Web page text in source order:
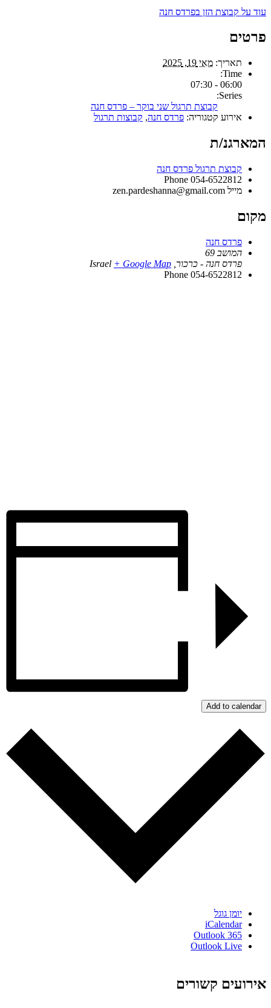
עוד על קבוצת הזן בפרדס חנה
פרטים
תאריך: מאי 19, 2025
Time:
06:00 - 07:30
Series:
קבוצת תרגול שני בוקר – פרדס חנה
אירוע קטגוריה: פרדס חנה, קבוצות תרגול
המארגנ/ת
קבוצת תרגול פרדס חנה
Phone 054-6522812
מייל zen.pardeshanna@gmail.com
מקום
פרדס חנה
המושב 69
פרדס חנה - כרכור
Israel + Google Map
Phone 054-6522812
Add to calendar
יומן גוגל
iCalendar
Outlook 365
Outlook Live
אירועים קשורים